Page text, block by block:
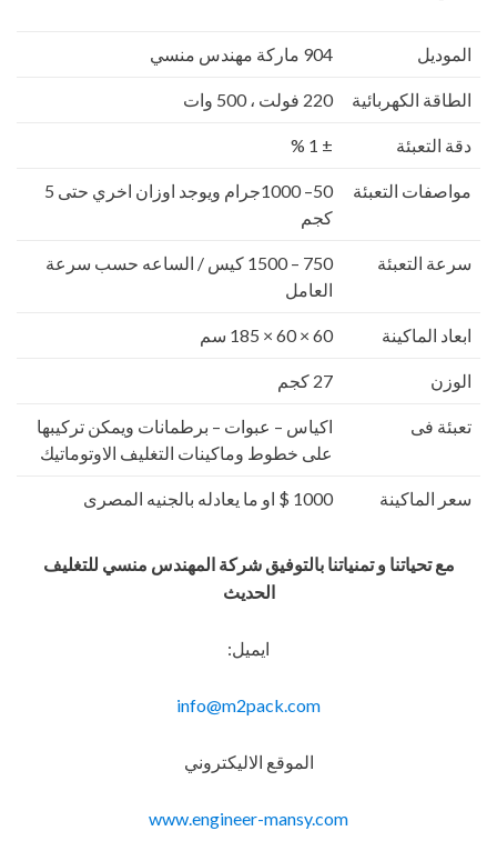
الموديل 904 ماركة مهندس منسي
الطاقة الكهربائية 220 فولت ، 500 وات
دقة التعبئة ± 1 %
مواصفات التعبئة
50– 1000جرام ويوجد اوزان اخري حتى 5
كجم
سرعة التعبئة
750 – 1500 كيس / الساعه حسب سرعة
العامل
ابعاد الماكينة 60 × 60 × 185 سم
الوزن 27 كجم
تعبئة فى
اكياس – عبوات – برطمانات ويمكن تركيبها
على خطوط وماكينات التغليف الاوتوماتيك
سعر الماكينة 1000 $ او ما يعادله بالجنيه المصرى
مع تحياتنا و تمنياتنا بالتوفيق شركة المهندس منسي للتغليف
الحديث
ايميل:
info@m2pack.com
الموقع الاليكتروني
www.engineer-mansy.com